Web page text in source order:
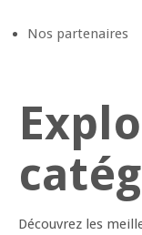
Découvrez les
Nos partenaires